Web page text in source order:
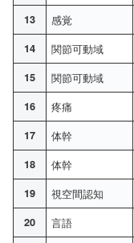
13 感覚
14 関節可動域
15 関節可動域
16 疼痛
17 体幹
18 体幹
19 視空間認知
20 言語